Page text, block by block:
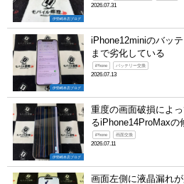
伊勢崎本店ブログ
2026.07.31
伊勢崎本店ブログ
iPhone12miniのバッ
まで劣化している
iPhone バッテリー交換
2026.07.13
伊勢崎本店ブログ
重度の画面破損によ
るiPhone14ProMaxの
iPhone 画面交換
2026.07.11
画面左側に液晶漏れ